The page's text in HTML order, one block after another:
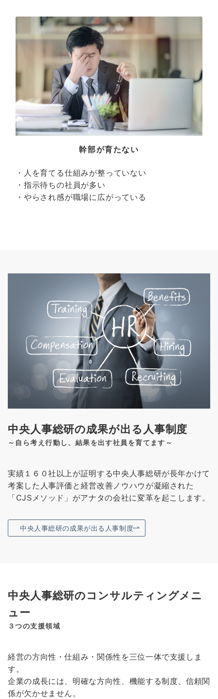
幹部が育たない
・人を育てる仕組みが整っていない
・指示待ちの社員が多い
・やらされ感が職場に広がっている
中央人事総研の成果が出る人事制度
～自ら考え行動し、結果を出す社員を育てます～
実績１６０社以上が証明する中央人事総研が長年かけて
考案した人事評価と経営改善ノウハウが凝縮された
「CJSメソッド」がアナタの会社に変革を起こします。
中央人事総研の成果が出る人事制度
中央人事総研のコンサルティングメニ
ュー
３つの支援領域
経営の方向性・仕組み・関係性を三位一体で支援しま
す。
企業の成長には、明確な方向性、機能する制度、信頼関
係が欠かせません。